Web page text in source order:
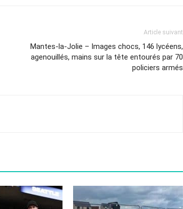
Article suivant
Mantes-la-Jolie – Images chocs, 146 lycéens,
agenouillés, mains sur la tête entourés par 70
policiers armés